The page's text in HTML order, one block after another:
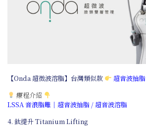
【Onda 超微波溶脂】台灣類似款
超音波抽
療程介紹
LSSA 音浪脂雕｜超音波抽脂 / 超音波溶脂
4. 鈦提升 Titanium Lifting